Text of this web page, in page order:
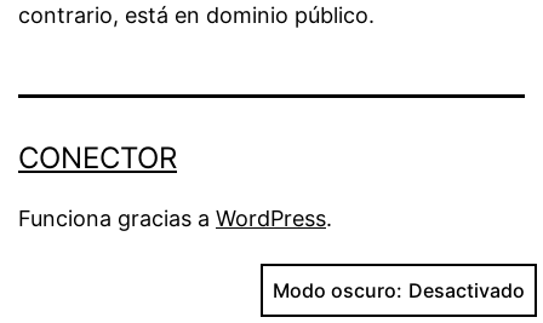
contrario, está en dominio público.
CONECTOR
Funciona gracias a WordPress.
Modo oscuro: